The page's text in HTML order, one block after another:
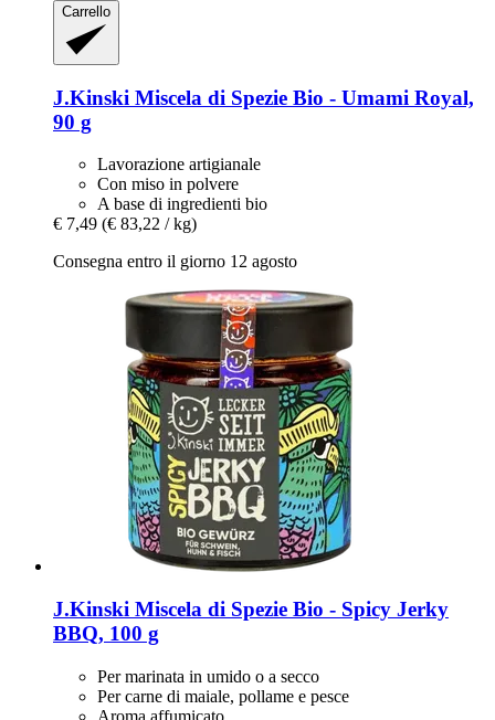
Carrello
J.Kinski Miscela di Spezie Bio -​ Umami Royal,
90 g
Lavorazione artigianale
Con miso in polvere
A base di ingredienti bio
€ 7,49 (€ 83,22 / kg)
Consegna entro il giorno 12 agosto
J.Kinski Miscela di Spezie Bio -​ Spicy Jerky
BBQ, 100 g
Per marinata in umido o a secco
Per carne di maiale, pollame e pesce
Aroma affumicato